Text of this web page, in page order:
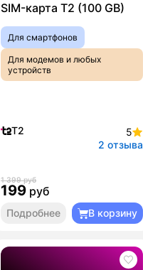
SIM-карта T2 (100 GB)
Для смартфонов
Для модемов и любых
устройств
T2
5
2 отзыва
1 399 руб
199 руб
Подробнее В корзину